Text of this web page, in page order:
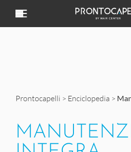
Prontocapelli > Enciclopedia >